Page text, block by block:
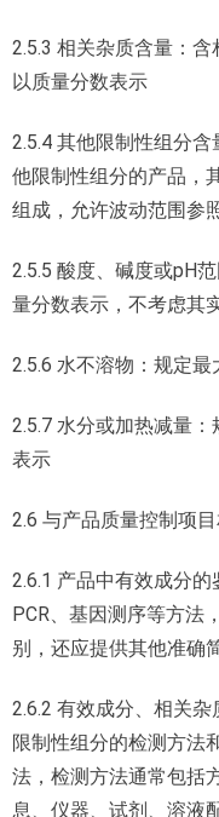
2.5.3 相关杂质含量：含
以质量分数表示
2.5.4 其他限制性组分
他限制性组分的产品，
组成，允许波动范围参
2.5.5 酸度、碱度或pH
量分数表示，不考虑其
2.5.6 水不溶物：规定
2.5.7 水分或加热减量：
表示
2.6 与产品质量控制项
2.6.1 产品中有效成分
PCR、基因测序等方法
别，还应提供其他准确
2.6.2 有效成分、相关
限制性组分的检测方法
法，检测方法通常包括
息、仪器、试剂、溶液